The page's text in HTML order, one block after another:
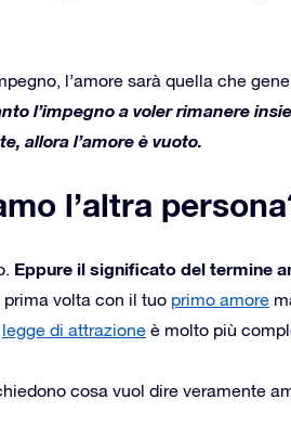
l’amore sarà quella che
l’impegno a voler rimanere
allora l’amore è vuoto.
l’altra
Eppure il significato del termine
volta con il tuo primo amore
legge di attrazione è molto più
cosa vuol dire veramente